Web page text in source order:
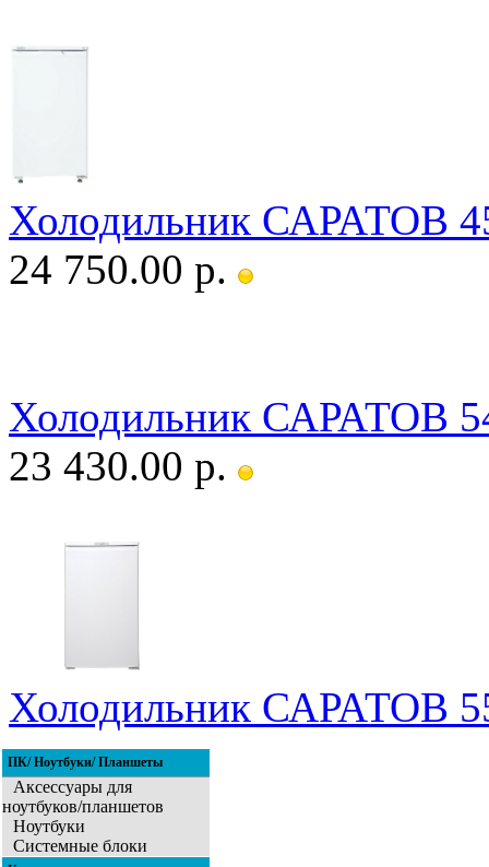
Холодильник САРАТОВ
24 750.00 р.
Холодильник САРАТОВ
23 430.00 р.
Холодильник САРАТОВ
ПК/ Ноутбуки/ Планшеты
Аксессуары для
ноутбуков/планшетов
Ноутбуки
Системные блоки